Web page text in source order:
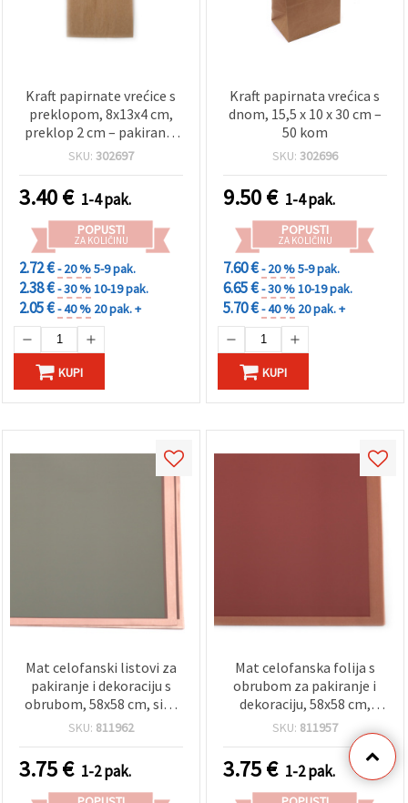
Kraft papirnate vrećice s
preklopom, 8x13x4 cm,
preklop 2 cm – pakiranje
100 kom
SKU: 302697
3.40€ 1-4 pak.
POPUSTI
ZA KOLIČINU
2.72 €- 20 %5-9 pak.
2.38 €- 30 %10-19 pak.
2.05 €- 40 % 20 pak. +
KUPI
Kraft papirnata vrećica s
dnom, 15,5 x 10 x 30 cm –
50 kom
SKU: 302696
9.50€ 1-4 pak.
POPUSTI
ZA KOLIČINU
7.60 €- 20 %5-9 pak.
6.65 €- 30 %10-19 pak.
5.70 €- 40 % 20 pak. +
KUPI
Mat celofanski listovi za
pakiranje i dekoraciju s
obrubom, 58x58 cm, siva
boja - 20 kom
SKU: 811962
3.75€ 1-2 pak.
Mat celofanska folija s
obrubom za pakiranje i
dekoraciju, 58x58 cm,
pepelnato ružičasta -
paket 20 listova
SKU: 811957
3.75€ 1-2 pak.